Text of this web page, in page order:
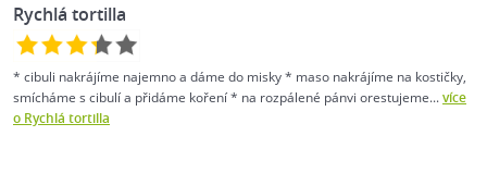
Rychlá tortilla
* cibuli nakrájíme najemno a dáme do misky * maso nakrájíme na kostičky,
smícháme s cibulí a přidáme koření * na rozpálené pánvi orestujeme...více
o Rychlá tortilla